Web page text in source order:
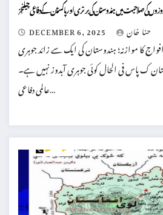
کی صلاحیت میں ہندوستان کی برتری اور پاکستان کے دفاعی چیلنجز
DECEMBER 6, 2025
حنا خان
کا موازنہ؛ ہندوستان کی ایک سے زائد جوہری
ک پاس فی الحال کوئی جوہری آبدوز نہیں ہے۔
عالمی دفاعی…